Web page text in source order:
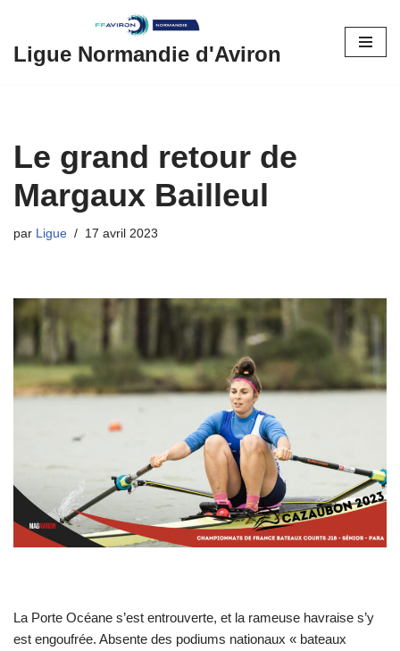
Aller
Ligue Normandie d'Aviron
Le grand retour de
Margaux Bailleul
par Ligue 17 avril 2023
La Porte Océane s’est entrouverte, et la rameuse havraise s’y
est engoufrée. Absente des podiums nationaux « bateaux